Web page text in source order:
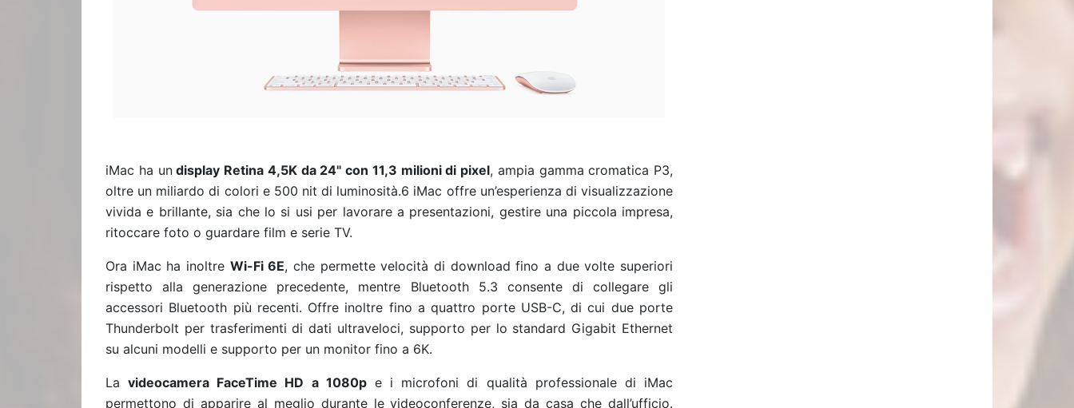
iMac ha undisplay Retina 4,5K da 24" con 11,3 milioni di pixel, ampia gamma cromatica P3,
oltre un miliardo di colori e 500 nit di luminosità.6 iMac offre un’esperienza di visualizzazione
vivida e brillante, sia che lo si usi per lavorare a presentazioni, gestire una piccola impresa,
ritoccare foto o guardare film e serie TV.
Ora iMac ha inoltre Wi-Fi 6E, che permette velocità di download fino a due volte superiori
rispetto alla generazione precedente, mentre Bluetooth 5.3 consente di collegare gli
accessori Bluetooth più recenti. Offre inoltre fino a quattro porte USB-C, di cui due porte
Thunderbolt per trasferimenti di dati ultraveloci, supporto per lo standard Gigabit Ethernet
su alcuni modelli e supporto per un monitor fino a 6K.
Lavideocamera FaceTime HD a 1080pe i microfoni di qualità professionale di iMac
permettono di apparire al meglio durante le videoconferenze, sia da casa che dall’ufficio.